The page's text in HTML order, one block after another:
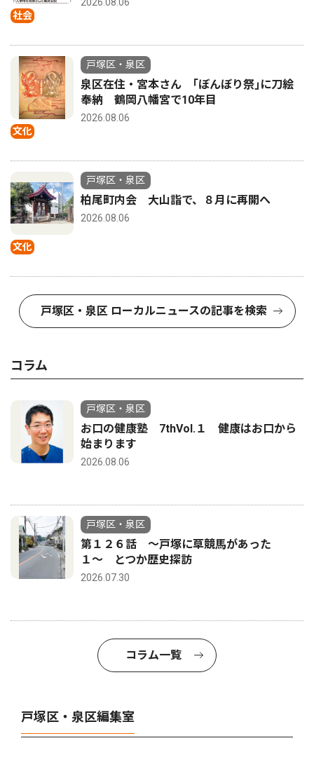
社会
文化
戸塚区・泉区
泉区在住・宮本さん ｢ぼんぼり祭｣に刀絵
奉納 鶴岡八幡宮で10年目
2026.08.06
文化
戸塚区・泉区
柏尾町内会 大山詣で、８月に再開へ
2026.08.06
戸塚区・泉区 ローカルニュースの記事を検索
コラム
戸塚区・泉区
お口の健康塾 7thVol.１ 健康はお口から
始まります
2026.08.06
戸塚区・泉区
第１２６話 〜戸塚に草競馬があった
１〜 とつか歴史探訪
2026.07.30
コラム一覧
戸塚区・泉区編集室